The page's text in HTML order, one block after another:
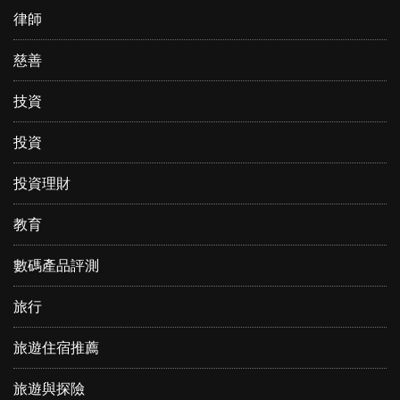
律師
慈善
技資
投資
投資理財
教育
數碼產品評測
旅行
旅遊住宿推薦
旅遊與探險